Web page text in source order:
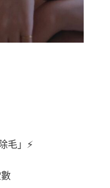
毛」⚡️